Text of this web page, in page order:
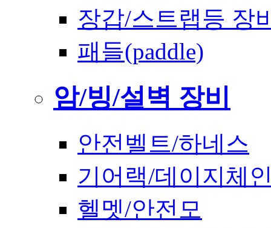
장갑/스트랩등 장
패들(paddle)
암/빙/설벽 장비
안전벨트/하네스
기어랙/데이지체
헬멧/안전모